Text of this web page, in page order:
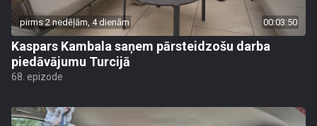
pirms 2 nedēļām, 4 dienām 00:03:50
Kaspars Kambala saņem pārsteidzošu darba
piedāvājumu Turcijā
68. epizode